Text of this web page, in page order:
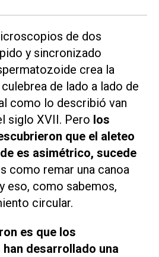
de dos
y sincronizado
crea la
de lado a lado de
como lo describió van
siglo XVII. Pero los
que el aleteo
es asimétrico, sucede
como remar una canoa
eso, como sabemos,
circular.
es que los
desarrollado una